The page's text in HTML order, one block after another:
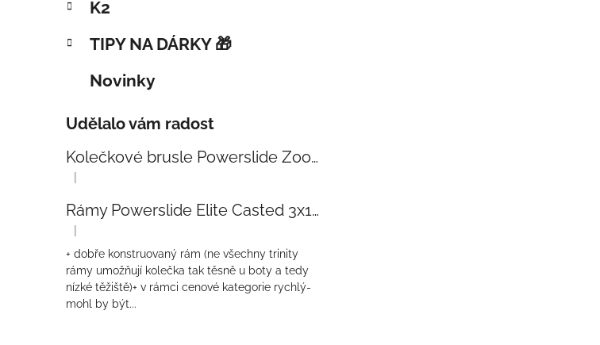
K2
TIPY NA DÁRKY 🎁
Novinky
Udělalo vám radost
Kolečkové brusle Powerslide Zoom Baby Blue 80
Hodnocení produktu je 5 z 5 hvězdiček.
|
Rámy Powerslide Elite Casted 3x110 Trinity 270mm
Hodnocení produktu je 4 z 5 hvězdiček.
|
+ dobře konstruovaný rám (ne všechny trinity
rámy umožňují kolečka tak těsně u boty a tedy
nízké těžiště)+ v rámci cenové kategorie rychlý-
mohl by být...